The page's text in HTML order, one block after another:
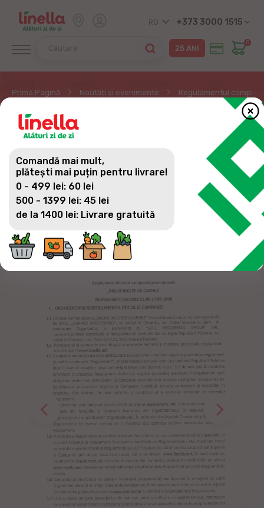
RO +373 3000 1515
0
Prima Pagină Noutăți și evenimente Regulamentul
REGULAMENTUL
CAMPANIEI BBQ ÎNCEPE
CU CARMEZ
Comandă mai mult,
plătești mai puțin pentru livrare!
0 - 499 lei: 60 lei
500 - 1399 lei: 45 lei
de la 1400 lei: Livrare gratuită